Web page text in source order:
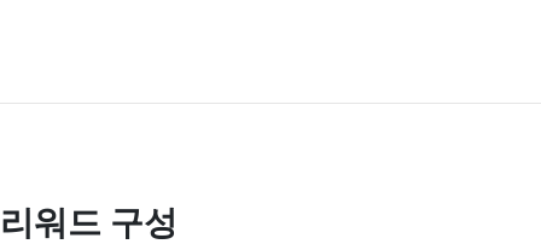
리워드 구성